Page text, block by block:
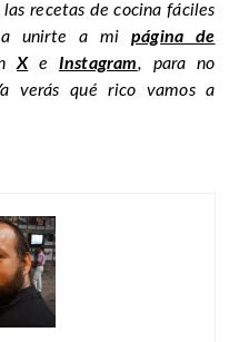
recetas de cocina fáciles
a unirte a mipágina de
Xe Instagram, para no
verás qué rico vamos a